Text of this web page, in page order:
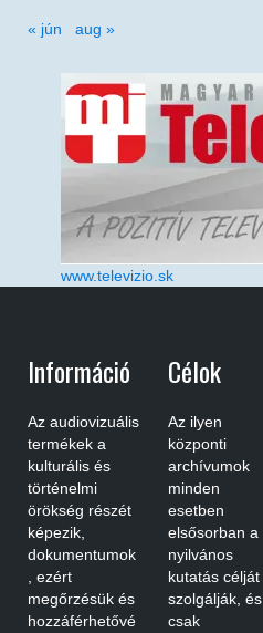
« jún aug »
www.televizio.sk
Információ
Az audiovizuális
termékek a
kulturális és
történelmi
örökség részét
képezik,
dokumentumok
, ezért
megőrzésük és
hozzáférhetővé
Célok
Az ilyen
központi
archívumok
minden
esetben
elsősorban a
nyilvános
kutatás célját
szolgálják, és
csak